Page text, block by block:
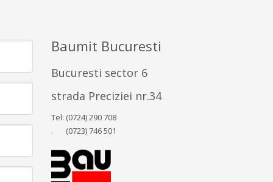
Baumit Bucuresti
Bucuresti sector 6
strada Preciziei nr.34
Tel: (0724) 290 708
. (0723) 746 501